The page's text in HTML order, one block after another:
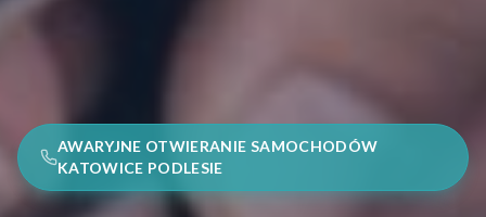
AWARYJNE OTWIERANIE SAMOCHODÓW
KATOWICE PODLESIE